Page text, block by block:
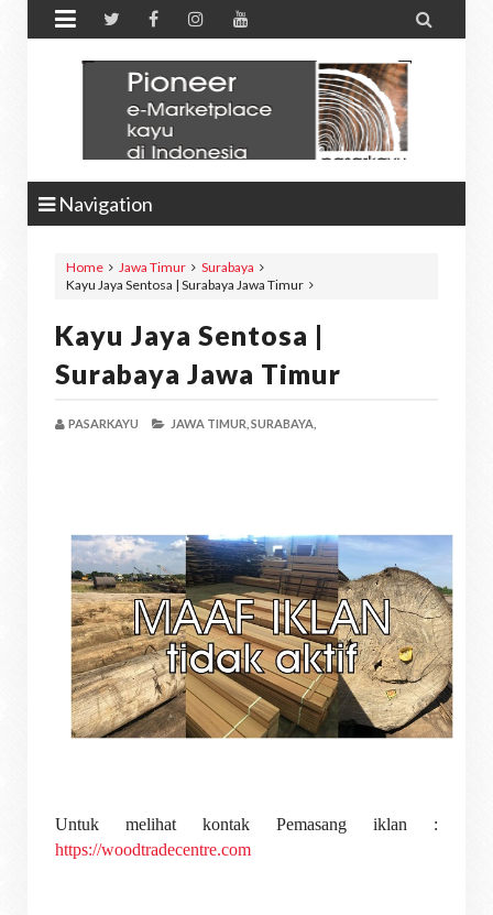
 
Navigation
Home Jawa Timur
Surabaya
Kayu Jaya Sentosa | Surabaya Jawa Timur
Kayu Jaya Sentosa |
Surabaya Jawa Timur
PASARKAYU JAWA TIMUR, SURABAYA,
Untuk melihat kontak Pemasang iklan :
https://woodtradecentre.com